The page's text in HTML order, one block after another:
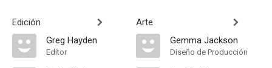
Edición
Greg Hayden
Editor
Arte
Gemma Jackson
Diseño de Producción